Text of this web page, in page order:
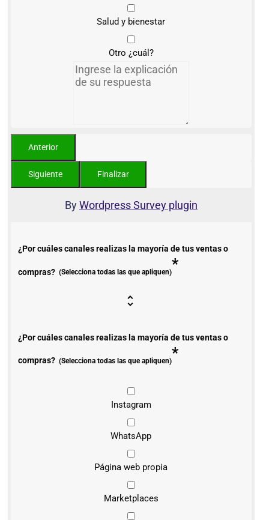
Salud y bienestar
Otro ¿cuál?
ByWordpress Survey plugin
¿Por cuáles canales realizas la mayoría de tus ventas o
compras? (Selecciona todas las que apliquen)*
¿Por cuáles canales realizas la mayoría de tus ventas o
compras? (Selecciona todas las que apliquen)*
Instagram
WhatsApp
Página web propia
Marketplaces